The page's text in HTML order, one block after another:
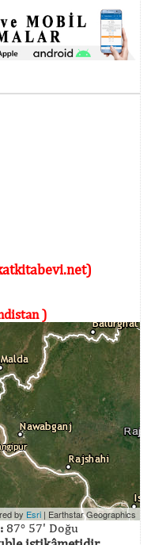
)
by Esri | Earthstar Geographics
87° 57' Doğu